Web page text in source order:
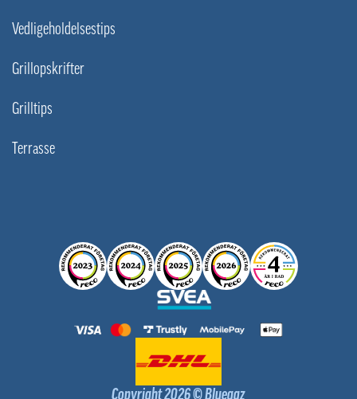
Vedligeholdelsestips
Grillopskrifter
Grilltips
Terrasse
Copyright 2026 © Bluegaz